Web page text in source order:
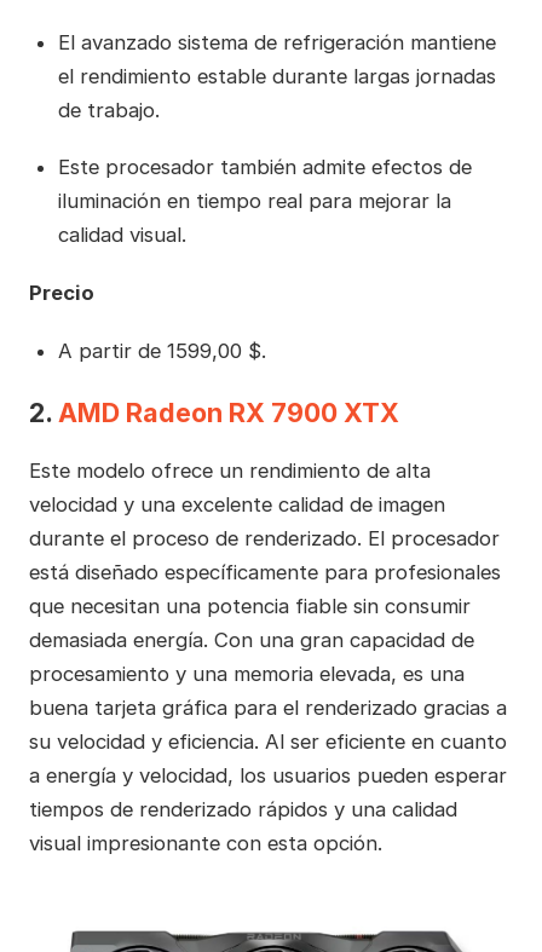
El avanzado sistema de refrigeración mantiene
el rendimiento estable durante largas jornadas
de trabajo.
Este procesador también admite efectos de
iluminación en tiempo real para mejorar la
calidad visual.
Precio
A partir de 1599,00 $.
2.AMD Radeon RX 7900 XTX
Este modelo ofrece un rendimiento de alta
velocidad y una excelente calidad de imagen
durante el proceso de renderizado. El procesador
está diseñado específicamente para profesionales
que necesitan una potencia fiable sin consumir
demasiada energía. Con una gran capacidad de
procesamiento y una memoria elevada, es una
buena tarjeta gráfica para el renderizado gracias a
su velocidad y eficiencia. Al ser eficiente en cuanto
a energía y velocidad, los usuarios pueden esperar
tiempos de renderizado rápidos y una calidad
visual impresionante con esta opción.